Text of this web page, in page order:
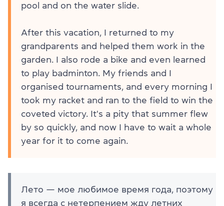
pool and on the water slide.
After this vacation, I returned to my
grandparents and helped them work in the
garden. I also rode a bike and even learned
to play badminton. My friends and I
organised tournaments, and every morning I
took my racket and ran to the field to win the
coveted victory. It's a pity that summer flew
by so quickly, and now I have to wait a whole
year for it to come again.
Лето — мое любимое время года, поэтому
я всегда с нетерпением жду летних